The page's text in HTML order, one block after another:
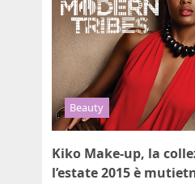
Beauty
Kiko Make-up, la
l’estate 2015 è